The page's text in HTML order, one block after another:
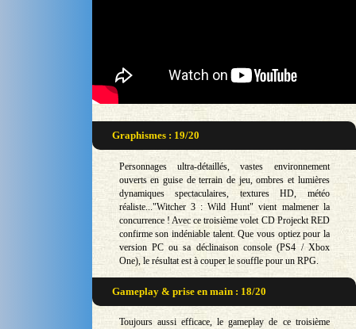
Graphismes : 19/20
Personnages ultra-détaillés, vastes environnement
ouverts en guise de terrain de jeu, ombres et lumières
dynamiques spectaculaires, textures HD, météo
réaliste..."Witcher 3 : Wild Hunt" vient malmener la
concurrence ! Avec ce troisième volet CD Projeckt RED
confirme son indéniable talent. Que vous optiez pour la
version PC ou sa déclinaison console (PS4 / Xbox
One), le résultat est à couper le souffle pour un RPG.
Gameplay & prise en main : 18/20
Toujours aussi efficace, le gameplay de ce troisième